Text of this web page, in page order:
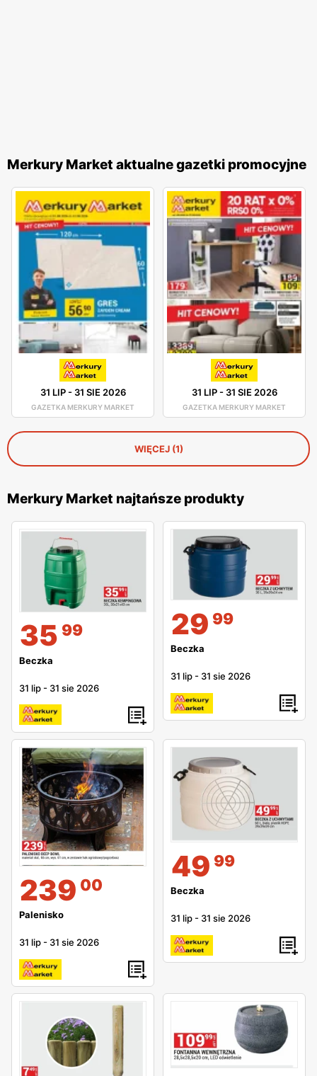
Merkury Market aktualne gazetki promocyjne
31 LIP- 31 SIE 2026
GAZETKA MERKURY MARKET
31 LIP- 31 SIE 2026
GAZETKA MERKURY MARKET
WIĘCEJ (1)
Merkury Market najtańsze produkty
35 99
Beczka
31 lip - 31 sie 2026
29 99
Beczka
31 lip - 31 sie 2026
239 00
Palenisko
31 lip - 31 sie 2026
49 99
Beczka
31 lip - 31 sie 2026